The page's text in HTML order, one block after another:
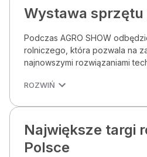
Wystawa sprzętu
Podczas AGRO SHOW
rolniczego, która pozwala na
najnowszymi rozwiązaniami
ROZWIŃ
Największe targi
Polsce